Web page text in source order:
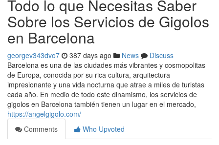
Todo lo que Necesitas Saber
Sobre los Servicios de Gigolos
en Barcelona
georgev343dvo7 387 days ago News
Discuss
Barcelona es una de las ciudades más vibrantes y cosmopolitas
de Europa, conocida por su rica cultura, arquitectura
impresionante y una vida nocturna que atrae a miles de turistas
cada año. En medio de todo este dinamismo, los servicios de
gigolos en Barcelona también tienen un lugar en el mercado,
https://angelgigolo.com/
Comments
Who Upvoted